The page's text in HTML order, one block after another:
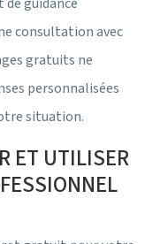
consultation avec
gratuits ne
personnalisées
situation.
ET UTILISER